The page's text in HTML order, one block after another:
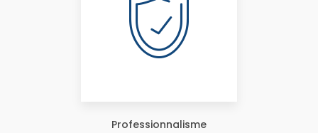
Professionnalisme